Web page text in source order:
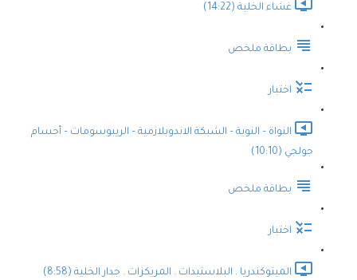
غشاء الخلية (14:22)
بطاقة ملخص
اختبار
النواة – النوية – الشبكة الاندوبلازمية – الريبوسومات – أجسام
جولجي (10:10)
بطاقة ملخص
اختبار
الميتوكندريا . البلاستيدات . المريكزات . جدار الخلية (8:58)